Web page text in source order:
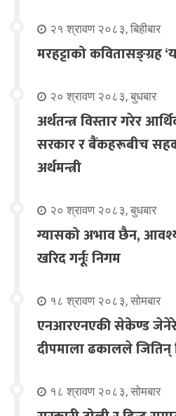
२१ श्रावण २०८३, बिहीबार
मरहट्टाको कवितासङ्ग्रह
२० श्रावण २०८३, बुधबार
अर्थतन्त्र विस्तार गरेर
सरकार र बैंकहरूबीच
अर्थमन्त्री
२० श्रावण २०८३, बुधबार
ग्यासको अभाव छैन,
खरिद गर्नूः निगम
१८ श्रावण २०८३, सोमबार
एनआरएनएकी सेकेण्ड
दीपमाला ढकालले जितिन्
१८ श्रावण २०८३, सोमबार